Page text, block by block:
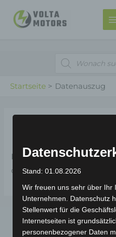
Inhalt
search
Startseite Datenauszug
Fehler:Sie müssen sich
durchzuführen.
Stand: 01.08.2026
Wir freuen uns sehr über Ihr
Unternehmen. Datenschutz
Stellenwert für die
Internetseiten ist
personenbezogener Daten